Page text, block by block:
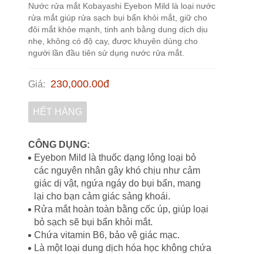
Nước rửa mắt Kobayashi Eyebon Mild là loại nước
rửa mắt giúp rửa sạch bụi bẩn khỏi mắt, giữ cho
đôi mắt khỏe mạnh, tinh anh bằng dung dịch dịu
nhẹ, không có độ cay, được khuyên dùng cho
người lần đầu tiên sử dụng nước rửa mắt.
Giá: 230,000.00đ
HẾT HÀNG
CÔNG DỤNG:
Eyebon Mild là thuốc dạng lỏng loại bỏ
các nguyên nhân gây khó chịu như cảm
giác dị vật, ngứa ngáy do bụi bẩn, mang
lại cho bạn cảm giác sảng khoái.
Rửa mắt hoàn toàn bằng cốc úp, giúp loại
bỏ sạch sẽ bụi bẩn khỏi mắt.
Chứa vitamin B6, bảo vệ giác mạc.
Là một loại dung dịch hóa học không chứa